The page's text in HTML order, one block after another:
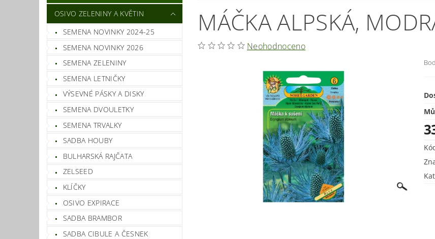
OSIVO ZELENINY A KVĚTIN
SEMENA NOVINKY 2024-25
SEMENA NOVINKY 2026
SEMENA ZELENINY
SEMENA LETNIČKY
VÝSEVNÉ PÁSKY A DISKY
SEMENA DVOULETKY
SEMENA TRVALKY
SADBA HOUBY
BULHARSKÁ RAJČATA
ZELSEED
KLÍČKY
OSIVO EXPIRACE
SADBA BRAMBOR
SADBA CIBULE A ČESNEK
MÁČKA ALPSKÁ,
Neohodnoceno